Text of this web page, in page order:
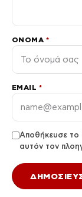
ΌΝΟΜΑ *
EMAIL *
Αποθήκευσε το
αυτόν τον